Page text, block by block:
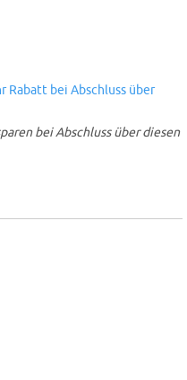
bei Abschluss über diesen